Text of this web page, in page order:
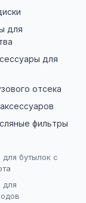
для
для
отсека
фильтры
бутылок с
для